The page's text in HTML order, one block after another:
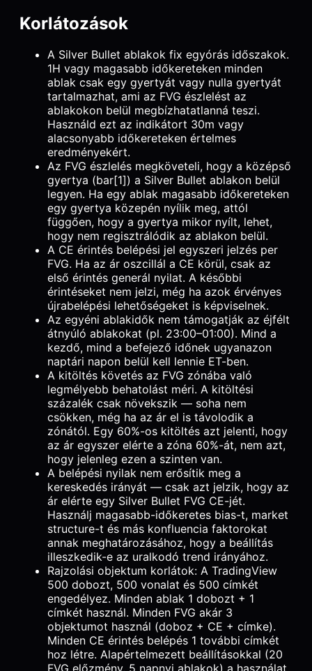
Korlátozások
A Silver Bullet ablakok fix egyórás időszakok.
1H vagy magasabb időkereteken minden
ablak csak egy gyertyát vagy nulla gyertyát
tartalmazhat, ami az FVG észlelést az
ablakokon belül megbízhatatlanná teszi.
Használd ezt az indikátort 30m vagy
alacsonyabb időkereteken értelmes
eredményekért.
Az FVG észlelés megköveteli, hogy a középső
gyertya (bar[1]) a Silver Bullet ablakon belül
legyen. Ha egy ablak magasabb időkereteken
egy gyertya közepén nyílik meg, attól
függően, hogy a gyertya mikor nyílt, lehet,
hogy nem regisztrálódik az ablakon belül.
A CE érintés belépési jel egyszeri jelzés per
FVG. Ha az ár oszcillál a CE körül, csak az
első érintés generál nyilat. A későbbi
érintéseket nem jelzi, még ha azok érvényes
újrabelépési lehetőségeket is képviselnek.
Az egyéni ablakidők nem támogatják az éjfélt
átnyúló ablakokat (pl. 23:00–01:00). Mind a
kezdő, mind a befejező időnek ugyanazon
naptári napon belül kell lennie ET-ben.
A kitöltés követés az FVG zónába való
legmélyebb behatolást méri. A kitöltési
százalék csak növekszik — soha nem
csökken, még ha az ár el is távolodik a
zónától. Egy 60%-os kitöltés azt jelenti, hogy
az ár egyszer elérte a zóna 60%-át, nem azt,
hogy jelenleg ezen a szinten van.
A belépési nyilak nem erősítik meg a
kereskedés irányát — csak azt jelzik, hogy az
ár elérte egy Silver Bullet FVG CE-jét.
Használj magasabb-időkeretes bias-t, market
structure-t és más konfluencia faktorokat
annak meghatározásához, hogy a beállítás
illeszkedik-e az uralkodó trend irányához.
Rajzolási objektum korlátok: A TradingView
500 dobozt, 500 vonalat és 500 címkét
engedélyez. Minden ablak 1 dobozt + 1
címkét használ. Minden FVG akár 3
objektumot használ (doboz + CE + címke).
Minden CE érintés belépés 1 további címkét
hoz létre. Alapértelmezett beállításokkal (20
FVG előzmény, 5 napnyi ablakok) a használat